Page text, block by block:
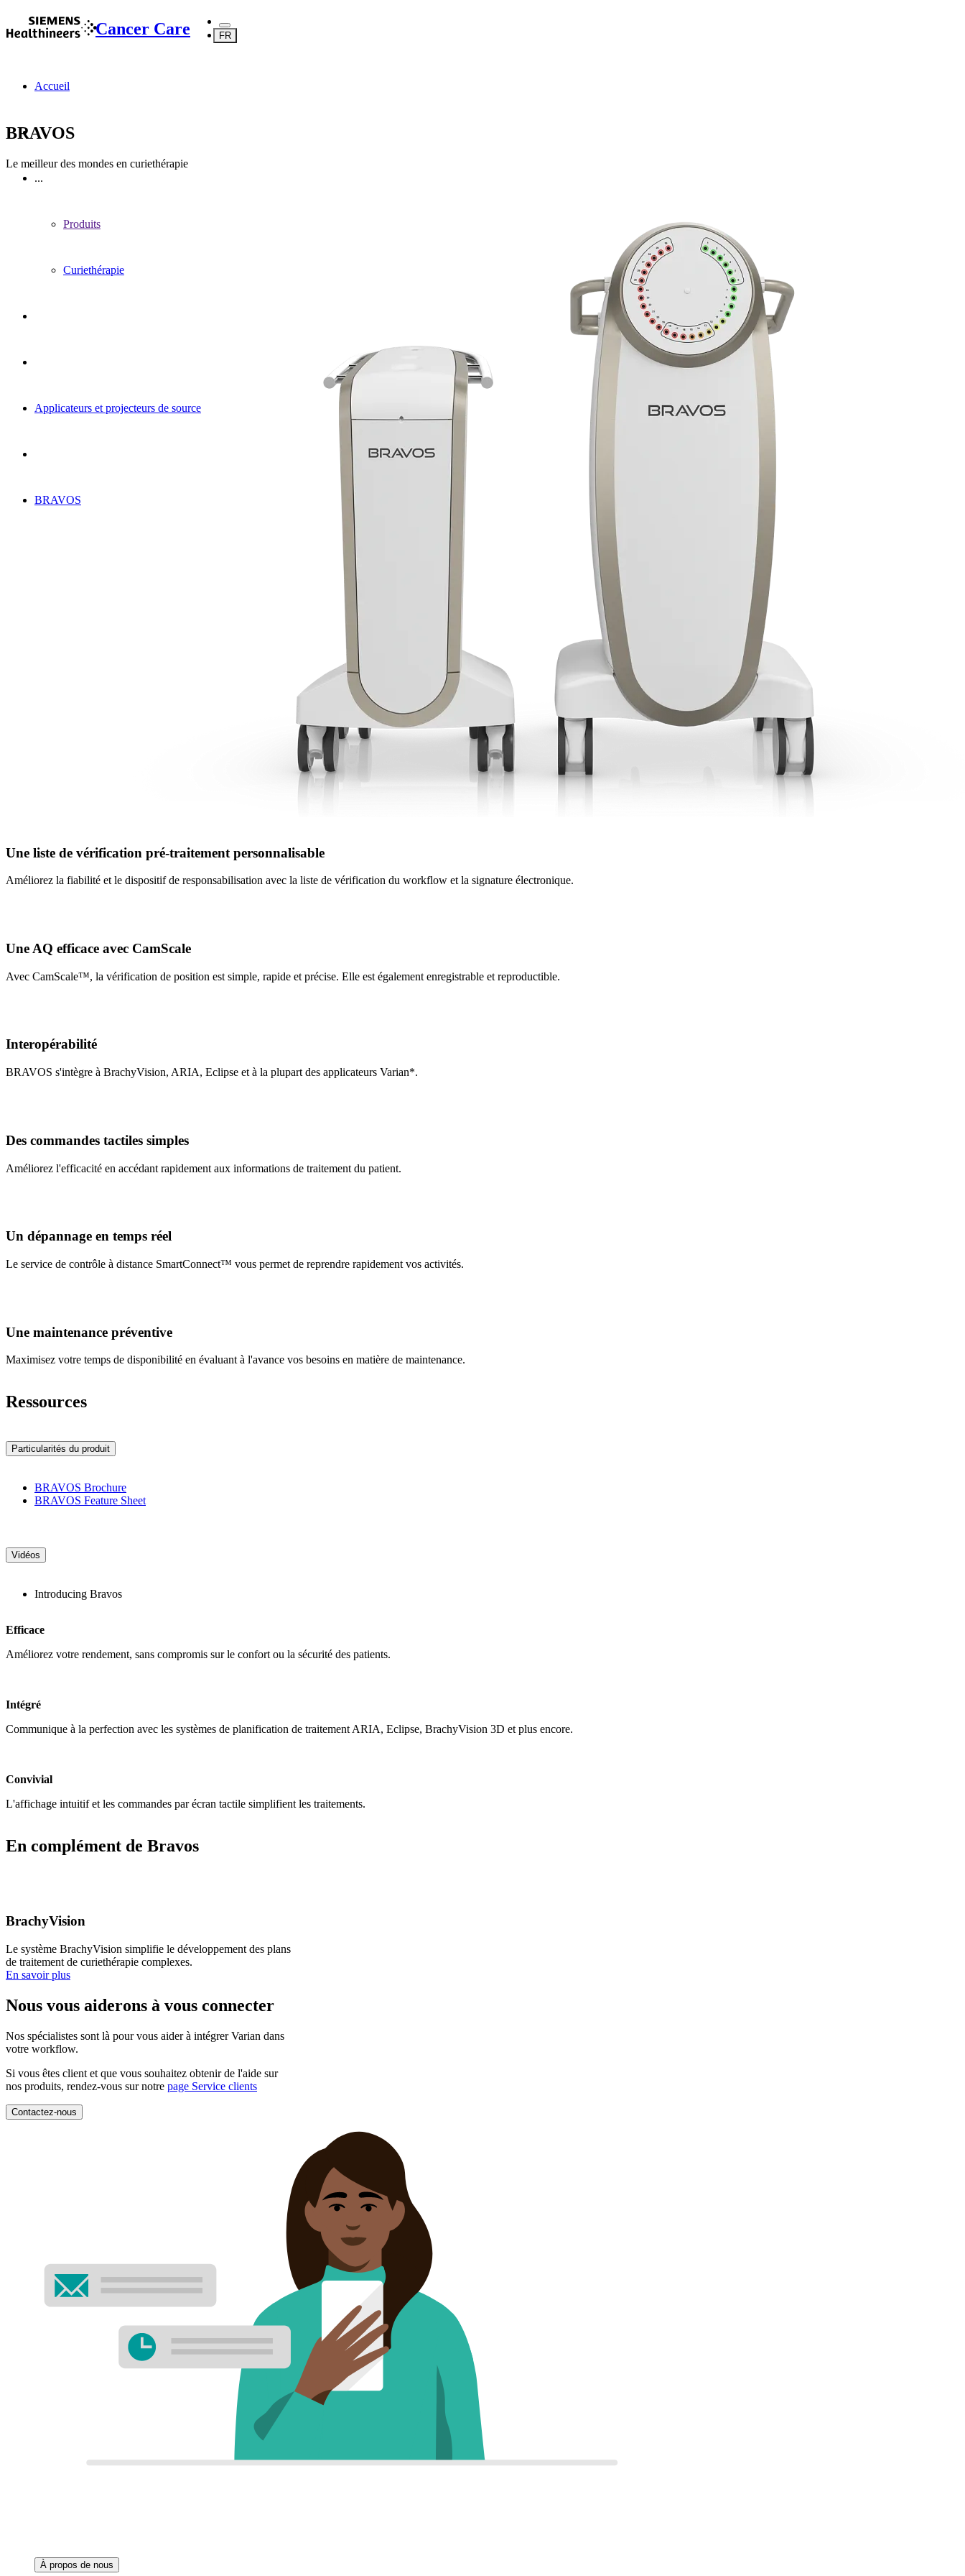
Cancer Care FR
Accueil
...
Produits
Curiethérapie
Applicateurs et projecteurs de source
BRAVOS
BRAVOS
Le meilleur des mondes en curiethérapie
Une liste de vérification pré-traitement personnalisable
Améliorez la fiabilité et le dispositif de responsabilisation avec la liste de vérification du workflow et la signature électronique.
Une AQ efficace avec CamScale
Avec CamScale™, la vérification de position est simple, rapide et précise. Elle est également enregistrable et reproductible.
Interopérabilité
BRAVOS s'intègre à BrachyVision, ARIA, Eclipse et à la plupart des applicateurs Varian*.
Des commandes tactiles simples
Améliorez l'efficacité en accédant rapidement aux informations de traitement du patient.
Un dépannage en temps réel
Le service de contrôle à distance SmartConnect™ vous permet de reprendre rapidement vos activités.
Une maintenance préventive
Maximisez votre temps de disponibilité en évaluant à l'avance vos besoins en matière de maintenance.
Ressources
Particularités du produit
BRAVOS Brochure
BRAVOS Feature Sheet
Vidéos
Introducing Bravos
Efficace
Améliorez votre rendement, sans compromis sur le confort ou la sécurité des patients.
Intégré
Communique à la perfection avec les systèmes de planification de traitement ARIA, Eclipse, BrachyVision 3D et plus encore.
Convivial
L'affichage intuitif et les commandes par écran tactile simplifient les traitements.
En complément de Bravos
BrachyVision
Le système BrachyVision simplifie le développement des plans
de traitement de curiethérapie complexes.
En savoir plus
Nous vous aiderons à vous connecter
Nos spécialistes sont là pour vous aider à intégrer Varian dans
votre workflow.
Si vous êtes client et que vous souhaitez obtenir de l'aide sur
nos produits, rendez-vous sur notre page Service clients
Contactez-nous
À propos de nous‌